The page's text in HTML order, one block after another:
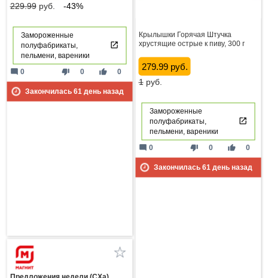
229.99руб. -43%
Замороженные
полуфабрикаты,
пельмени, вареники
thumb_down 0 thumb_up 0
mode_comment 0
Закончилась 61день назад
Крылышки Горячая Штучка
хрустящие острые к пиву, 300 г
279.99 руб.
1руб.
Замороженные
полуфабрикаты,
пельмени, вареники
thumb_down 0 thumb_up 0
mode_comment 0
Закончилась 61день назад